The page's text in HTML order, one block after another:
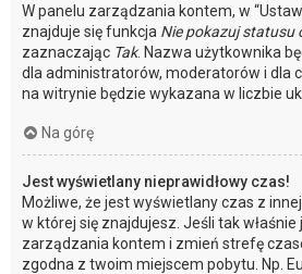
W panelu zarządzania kontem, w
znajduje się funkcja Nie pokazuj statusu
zaznaczając Tak. Nazwa użytkownika
dla administratorów, moderatorów i dla
na witrynie będzie wykazana w liczbie
Na górę
Jest wyświetlany nieprawidłowy czas!
Możliwe, że jest wyświetlany czas z
w której się znajdujesz. Jeśli tak
zarządzania kontem i zmień strefę
zgodna z twoim miejscem pobytu. Np.